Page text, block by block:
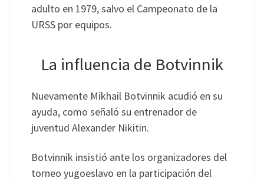
adulto en 1979, salvo el Campeonato de la
URSS por equipos.
La influencia de Botvinnik
Nuevamente Mikhail Botvinnik acudió en su
ayuda, como señaló su entrenador de
juventud Alexander Nikitin.
Botvinnik insistió ante los organizadores del
torneo yugoeslavo en la participación del